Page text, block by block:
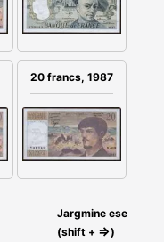
20 francs, 1987
Jargmine ese
(shift + ⇒)